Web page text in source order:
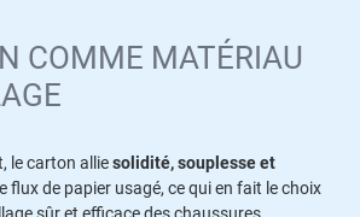
COMME MATÉRIAU
le carton alliesolidité, souplesse et
flux de papier usagé, ce qui en fait le choix